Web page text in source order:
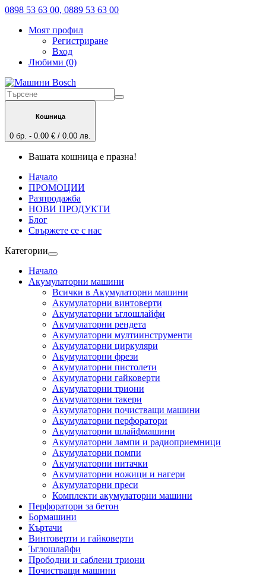
0898 53 63 00, 0889 53 63 00
Моят профил
Регистриране
Вход
Любими (0)
Кошница
0 бр. - 0.00 € / 0.00 лв.
Вашата кошница е празна!
Начало
ПРОМОЦИИ
Разпродажба
НОВИ ПРОДУКТИ
Блог
Свържете се с нас
Категории
Начало
Акумулаторни машини
Всички в Акумулаторни машини
Акумулаторни винтоверти
Акумулаторни ъглошлайфи
Акумулаторни рендета
Акумулаторни мултиинструменти
Акумулаторни циркуляри
Акумулаторни фрези
Акумулаторни пистолети
Акумулаторни гайковерти
Акумулаторни триони
Акумулаторни такери
Акумулаторни почистващи машини
Акумулаторни перфоратори
Акумулаторни шлайфмашини
Акумулаторни лампи и радиоприемници
Акумулаторни помпи
Акумулаторни нитачки
Акумулаторни ножици и нагери
Акумулаторни преси
Комплекти акумулаторни машини
Перфоратори за бетон
Бормашини
Къртачи
Винтоверти и гайковерти
Ъглошлайфи
Прободни и саблени триони
Почистващи машини